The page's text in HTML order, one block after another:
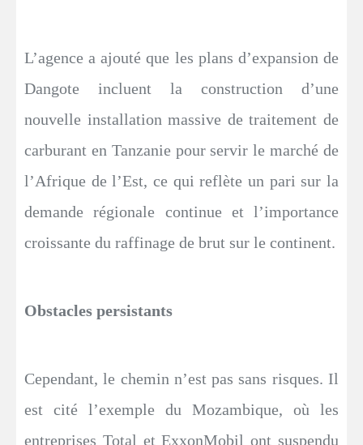
L’agence a ajouté que les plans d’expansion de
Dangote incluent la construction d’une
nouvelle installation massive de traitement de
carburant en Tanzanie pour servir le marché de
l’Afrique de l’Est, ce qui reflète un pari sur la
demande régionale continue et l’importance
croissante du raffinage de brut sur le continent.
Obstacles persistants
Cependant, le chemin n’est pas sans risques. Il
est cité l’exemple du Mozambique, où les
entreprises Total et ExxonMobil ont suspendu